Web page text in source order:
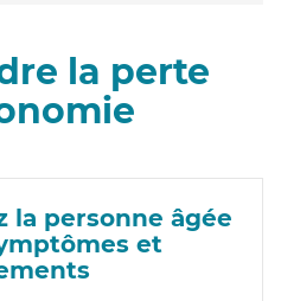
la perte
la personne âgée
et